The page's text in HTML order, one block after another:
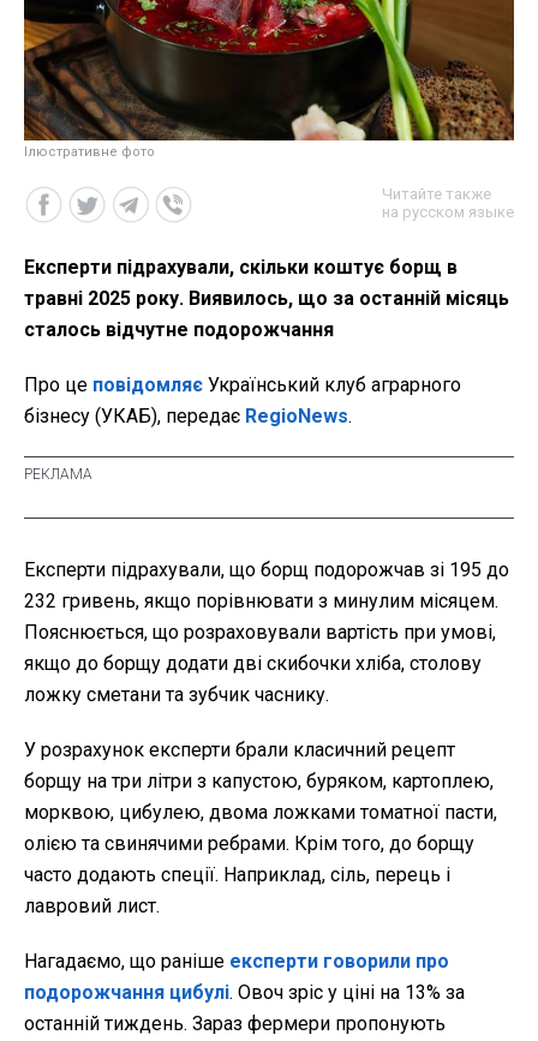
Ілюстративне фото
Читайте также
на русском языке
Експерти підрахували, скільки коштує борщ в
травні 2025 року. Виявилось, що за останній місяць
сталось відчутне подорожчання
Про це повідомляє Український клуб аграрного
бізнесу (УКАБ), передає RegioNews.
Експерти підрахували, що борщ подорожчав зі 195 до
232 гривень, якщо порівнювати з минулим місяцем.
Пояснюється, що розраховували вартість при умові,
якщо до борщу додати дві скибочки хліба, столову
ложку сметани та зубчик часнику.
У розрахунок експерти брали класичний рецепт
борщу на три літри з капустою, буряком, картоплею,
морквою, цибулею, двома ложками томатної пасти,
олією та свинячими ребрами. Крім того, до борщу
часто додають спеції. Наприклад, сіль, перець і
лавровий лист.
Нагадаємо, що раніше експерти говорили про
подорожчання цибулі. Овоч зріс у ціні на 13% за
останній тиждень. Зараз фермери пропонують